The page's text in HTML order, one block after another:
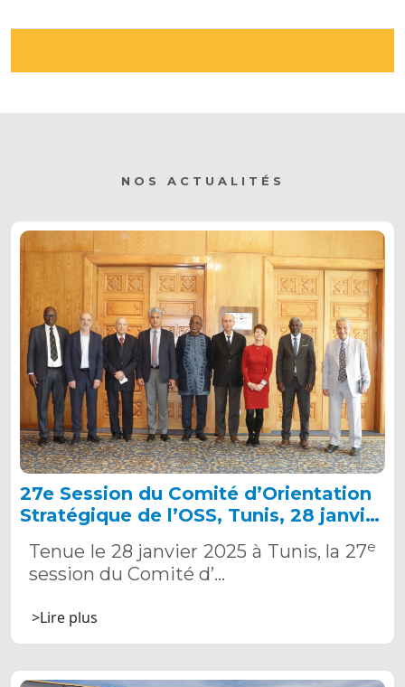
NOS ACTUALITÉS
27e Session du Comité d’Orientation
Stratégique de l’OSS, Tunis, 28 janvier
Tenue le 28 janvier 2025 à Tunis, la 27e
session du Comité d’…
>Lire plus